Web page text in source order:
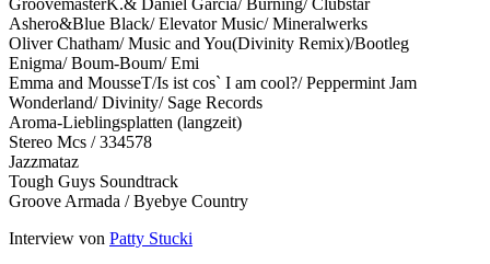
Ashero&Blue Black/ Elevator Music/ Mineralwerks
Oliver Chatham/ Music and You(Divinity Remix)/Bootleg
Enigma/ Boum-Boum/ Emi
Emma and MousseT/Is ist cos` I am cool?/ Peppermint Jam
Wonderland/ Divinity/ Sage Records
Aroma-Lieblingsplatten (langzeit)
Stereo Mcs / 334578
Jazzmataz
Tough Guys Soundtrack
Groove Armada / Byebye Country
Interview von Patty Stucki